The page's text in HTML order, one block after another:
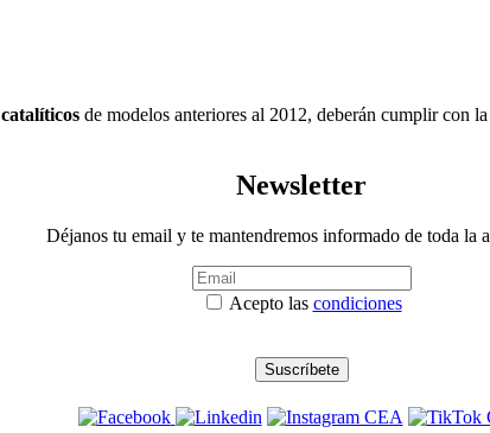
de modelos anteriores al 2012, deberán cumplir con
Newsletter
Déjanos tu email y te mantendremos informado de toda la
Acepto las condiciones